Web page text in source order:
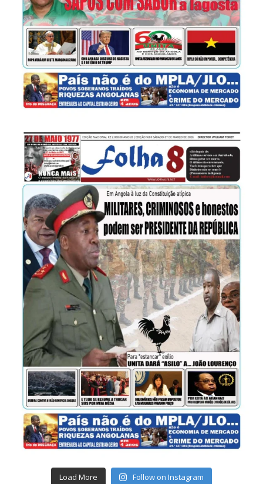
Load More Follow on Instagram